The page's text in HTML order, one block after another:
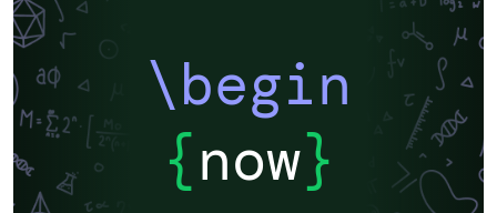
\begin
{now}